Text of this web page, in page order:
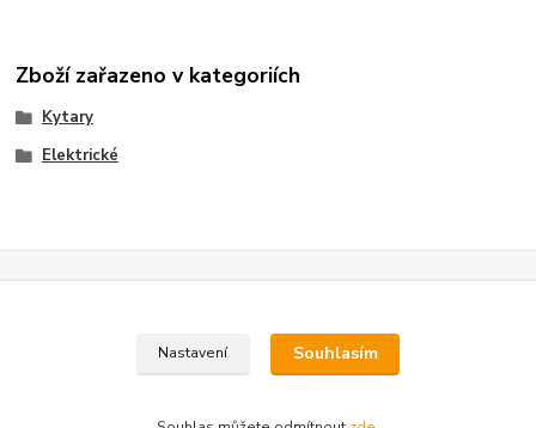
Zboží zařazeno v kategoriích
Kytary
Elektrické
Nastavení Souhlasím